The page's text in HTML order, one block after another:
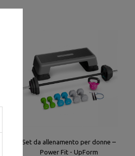
Set da allenamento per donne –
Power Fit - UpForm